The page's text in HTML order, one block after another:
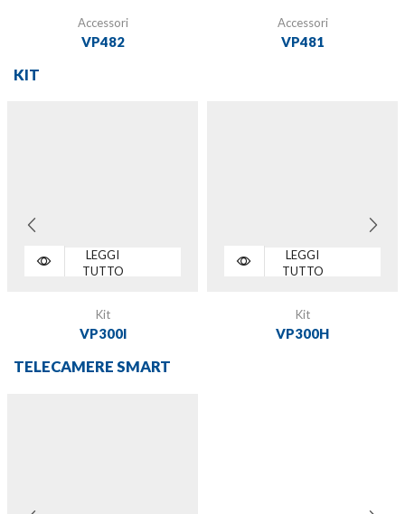
Accessori
VP482
Accessori
VP481
KIT
LEGGI
TUTTO
Kit
VP300I
LEGGI
TUTTO
Kit
VP300H
TELECAMERE SMART